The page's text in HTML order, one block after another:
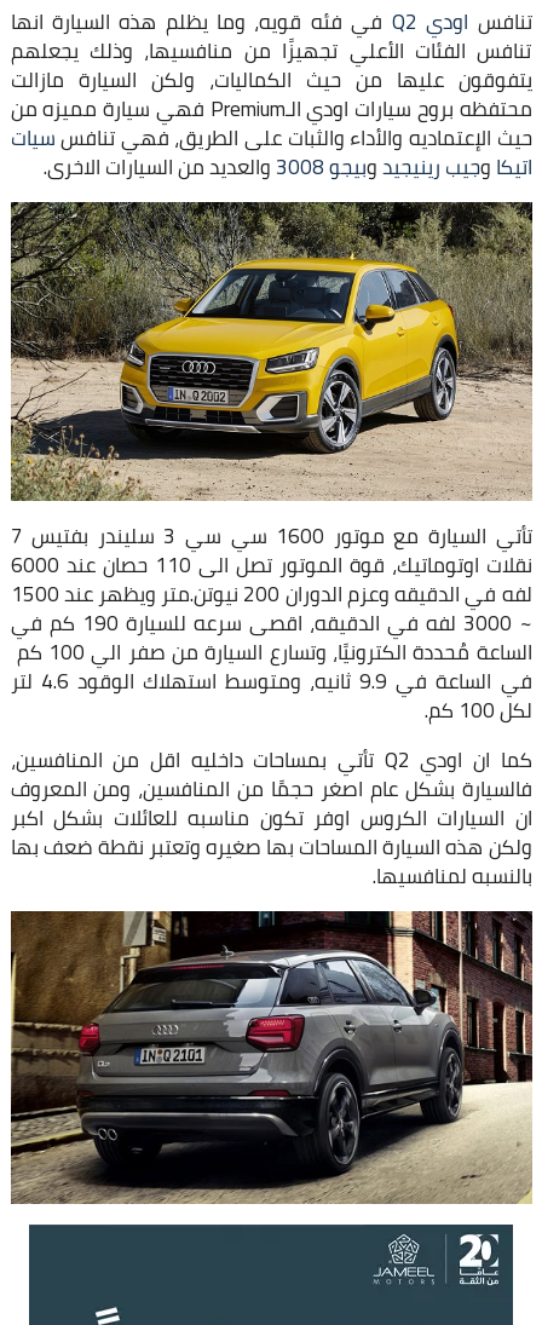
تنافس اودي Q2 في فئه قويه، وما يظلم هذه السيارة انها
تنافس الفئات الأعلي تجهيزًا من منافسيها، وذلك يجعلهم
يتفوقون عليها من حيث الكماليات، ولكن السيارة مازالت
محتفظه بروح سيارات اودي الـPremium فهي سيارة مميزه من
حيث الإعتماديه والأداء والثبات على الطريق، فهي تنافسسيات
اتيكاوجيب رينيجيدوبيجو 3008 والعديد من السيارات الاخرى.
تأتي السيارة مع موتور 1600 سي سي 3 سليندر بفتيس 7
نقلات اوتوماتيك، قوة الموتور تصل الى 110 حصان عند 6000
لفه في الدقيقه وعزم الدوران 200 نيوتن.متر ويظهر عند 1500
~ 3000 لفه في الدقيقه، اقصى سرعه للسيارة 190 كم في
الساعة مُحددة الكترونيًا، وتسارع السيارة من صفر الي 100 كم
في الساعة في 9.9 ثانيه، ومتوسط استهلاك الوقود 4.6 لتر
لكل 100 كم.
كما ان اودي Q2 تأتي بمساحات داخليه اقل من المنافسين،
فالسيارة بشكل عام اصغر حجمًا من المنافسين، ومن المعروف
ان السيارات الكروس اوفر تكون مناسبه للعائلات بشكل اكبر
ولكن هذه السيارة المساحات بها صغيره وتعتبر نقطة ضعف بها
بالنسبه لمنافسيها.